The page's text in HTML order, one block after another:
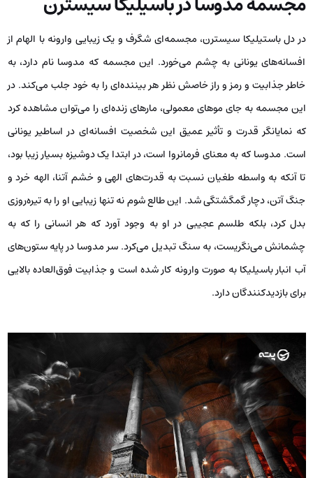
در دل باستیلیکا سیسترن، مجسمه‌ای شگرف و یک زیبایی وارونه با الهام از
افسانه‌های یونانی به چشم می‌خورد. این مجسمه که مدوسا نام دارد، به
خاطر جذابیت و رمز و راز خاصش نظر هر بیننده‌ای را به خود جلب می‌کند. در
این مجسمه به جای موهای معمولی، مارهای زنده‌ای را می‌توان مشاهده کرد
که نمایانگر قدرت و تأثیر عمیق این شخصیت افسانه‌ای در اساطیر یونانی
است. مدوسا که به معنای فرمانروا است، در ابتدا یک دوشیزه بسیار زیبا بود،
تا آنکه به واسطه طغیان نسبت به قدرت‌های الهی و خشم آتنا، الهه خرد و
جنگ آتن، دچار گمگشتگی شد. این طالع شوم نه تنها زیبایی او را به تیره‌روزی
بدل کرد، بلکه طلسم عجیبی در او به وجود آورد که هر انسانی را که به
چشمانش می‌نگریست، به سنگ تبدیل می‌کرد. سر مدوسا در پایه ستون‌های
آب انبار باسیلیکا به صورت وارونه کار شده است و جذابیت فوق‌العاده بالایی
برای بازدیدکنندگان دارد.